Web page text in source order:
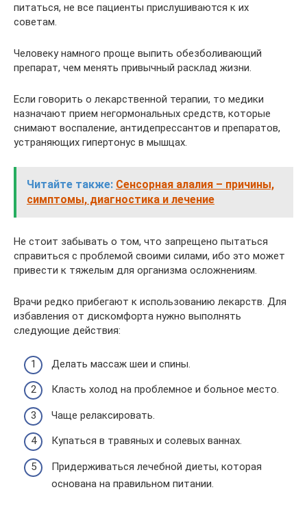
питаться, не все пациенты прислушиваются к их
советам.
Человеку намного проще выпить обезболивающий
препарат, чем менять привычный расклад жизни.
Если говорить о лекарственной терапии, то медики
назначают прием негормональных средств, которые
снимают воспаление, антидепрессантов и препаратов,
устраняющих гипертонус в мышцах.
Читайте также: Сенсорная алалия – причины,
симптомы, диагностика и лечение
Не стоит забывать о том, что запрещено пытаться
справиться с проблемой своими силами, ибо это может
привести к тяжелым для организма осложнениям.
Врачи редко прибегают к использованию лекарств. Для
избавления от дискомфорта нужно выполнять
следующие действия:
Делать массаж шеи и спины.
Класть холод на проблемное и больное место.
Чаще релаксировать.
Купаться в травяных и солевых ваннах.
Придерживаться лечебной диеты, которая
основана на правильном питании.